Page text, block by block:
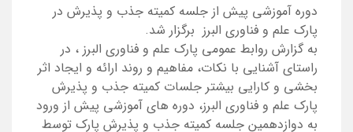
دوره آموزشی پیش از جلسه کمیته جذب و پذیرش در
پارک علم و فناوری البرز برگزار شد.
به گزارش روابط عمومی پارک علم و فناوری البرز ، در
راستای آشنایی با نکات، مفاهیم و روند ارائه و ایجاد اثر
بخشی و کارایی بیشتر جلسات کمیته جذب و پذیرش
پارک علم و فناوری البرز، دوره های آموزشی پیش از ورود
به دوازدهمین جلسه کمیته جذب و پذیرش پارک توسط